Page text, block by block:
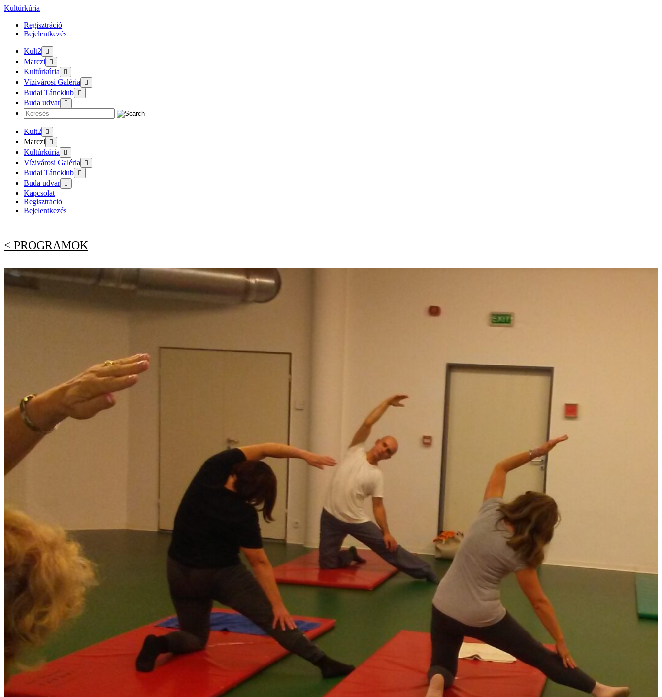
Tovább
tartalomra
Kultúrkúria
Regisztráció
Bejelentkezés
Kult2
Marczi
Kultúrkúria
Vízivárosi Galéria
Budai Táncklub
Buda udvar
Kult2
Marczi
Kultúrkúria
Vízivárosi Galéria
Budai Táncklub
Buda udvar
Kapcsolat
Regisztráció
Bejelentkezés
< PROGRAMOK